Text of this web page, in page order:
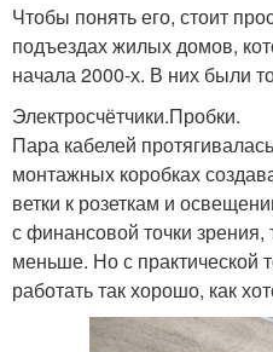
Чтобы понять его, стоит
подъездах жилых домов,
начала 2000-х. В них были
Электросчётчики.Пробки.
Пара кабелей
монтажных коробках
ветки к розеткам и
с финансовой точки зрения,
меньше. Но с практической
работать так хорошо, как